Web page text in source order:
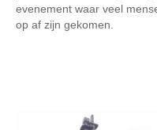
evenement waar veel
op af zijn gekomen.